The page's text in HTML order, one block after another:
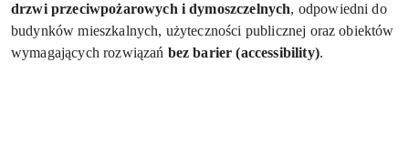
drzwi przeciwpożarowych i dymoszczelnych, odpowiedni do
budynków mieszkalnych, użyteczności publicznej oraz obiektów
wymagających rozwiązań bez barier (accessibility).